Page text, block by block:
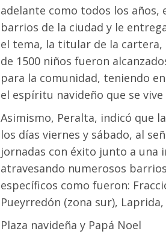
adelante como todos los años,
barrios de la ciudad y le
el tema, la titular de la cartera,
de 1500 niños fueron
para la comunidad, teniendo
el espíritu navideño que se vive
Asimismo, Peralta, indicó que
los días viernes y sábado, al
jornadas con éxito junto a
atravesando numerosos
específicos como fueron:
Pueyrredón (zona sur),
Plaza navideña y Papá Noel